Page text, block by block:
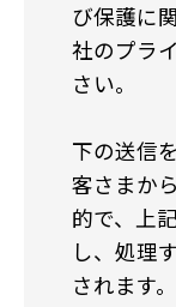
び保護に
社のプラ
さい。
下の送信
客さまか
的で、上
し、処理
されます。